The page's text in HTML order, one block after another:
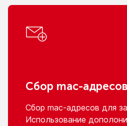
Сбор mac-адресов
Сбор mac-адресов для
Использование